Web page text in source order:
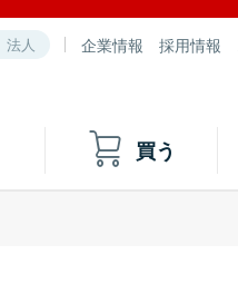
法人 企業情報 採用情報
買う